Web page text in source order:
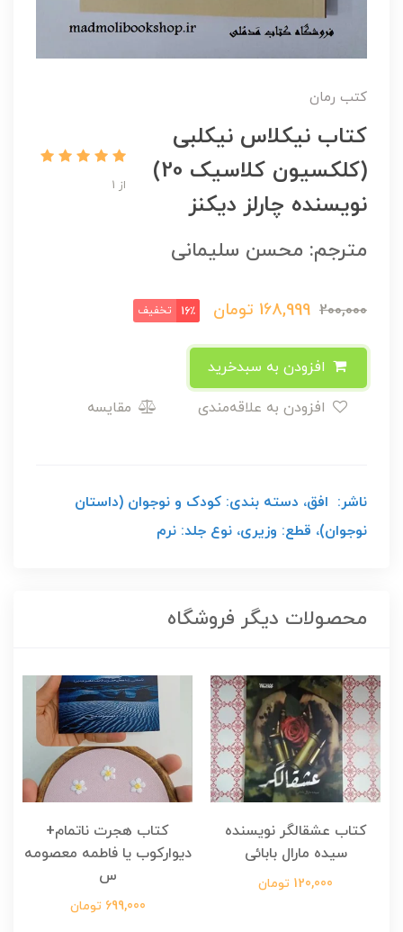
کتب رمان
کتاب نیکلاس نیکلبی
(کلکسیون کلاسیک 20)
نویسنده چارلز دیکنز
از 1
مترجم: محسن سلیمانی
200,000
168,999 تومان 16٪ تخفیف
مقایسه
ناشر: افق، دسته بندی: کودک و نوجوان (داستان
نوجوان)، قطع: وزیری، نوع جلد: نرم
محصولات دیگر فروشگاه
کتاب عشقالگر نویسنده
سیده مارال بابائی
120,000 تومان
کتاب هجرت ناتمام+
دیوارکوب یا فاطمه معصومه
س
699,000 تومان